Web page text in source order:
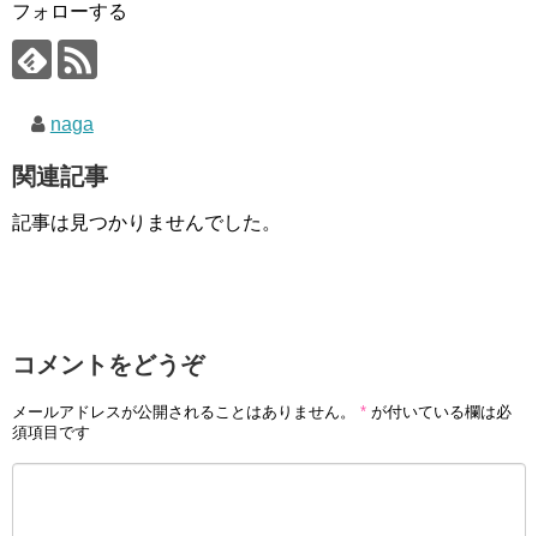
フォローする
naga
関連記事
記事は見つかりませんでした。
コメントをどうぞ
メールアドレスが公開されることはありません。 * が付いている欄は必
須項目です